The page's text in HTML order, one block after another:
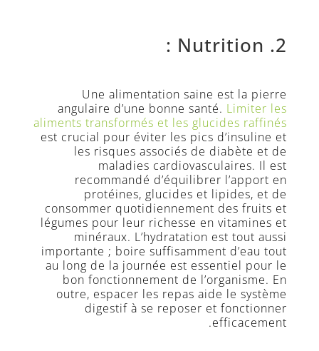
2. Nutrition :
Une alimentation saine est la pierre
angulaire d’une bonne santé. Limiter les
aliments transformés et les glucides raffinés
est crucial pour éviter les pics d’insuline et
les risques associés de diabète et de
maladies cardiovasculaires. Il est
recommandé d’équilibrer l’apport en
protéines, glucides et lipides, et de
consommer quotidiennement des fruits et
légumes pour leur richesse en vitamines et
minéraux. L’hydratation est tout aussi
importante ; boire suffisamment d’eau tout
au long de la journée est essentiel pour le
bon fonctionnement de l’organisme. En
outre, espacer les repas aide le système
digestif à se reposer et fonctionner
efficacement.